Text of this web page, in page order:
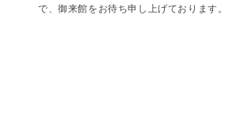
で、御来館をお待ち申し上げております。